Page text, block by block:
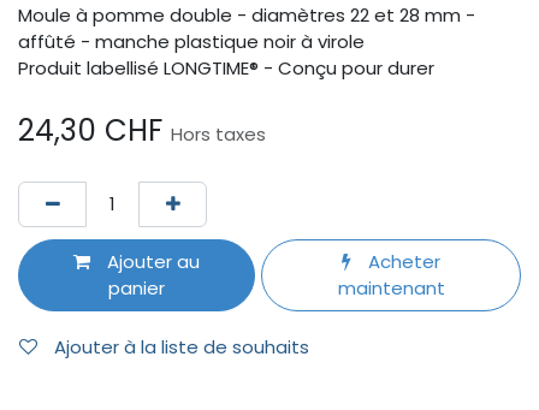
Moule à pomme double - diamètres 22 et 28 mm -
affûté - manche plastique noir à virole
Produit labellisé LONGTIME® - Conçu pour durer
24,30 CHF Hors taxes
Ajouter au
panier
Acheter
maintenant
Ajouter à la liste de souhaits